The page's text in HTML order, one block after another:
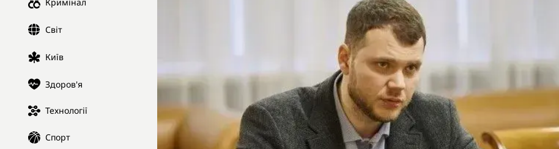
Світ
Київ
Здоров'я
Технології
Спорт